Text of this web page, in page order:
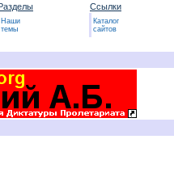
Наши
темы
Ссылки
Каталог
сайтов